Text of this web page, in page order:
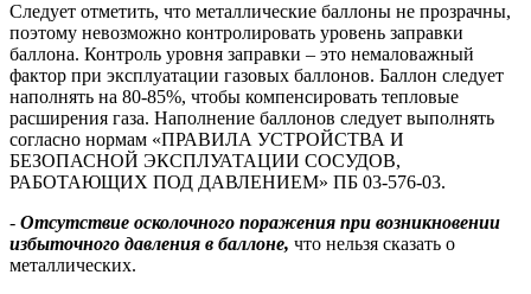
Следует отметить, что металлические баллоны не прозрачны,
поэтому невозможно контролировать уровень заправки
баллона. Контроль уровня заправки – это немаловажный
фактор при эксплуатации газовых баллонов. Баллон следует
наполнять на 80-85%, чтобы компенсировать тепловые
расширения газа. Наполнение баллонов следует выполнять
согласно нормам «ПРАВИЛА УСТРОЙСТВА И
БЕЗОПАСНОЙ ЭКСПЛУАТАЦИИ СОСУДОВ,
РАБОТАЮЩИХ ПОД ДАВЛЕНИЕМ» ПБ 03-576-03.
- Отсутствие осколочного поражения при возникновении
избыточного давления в баллоне, что нельзя сказать о
металлических.